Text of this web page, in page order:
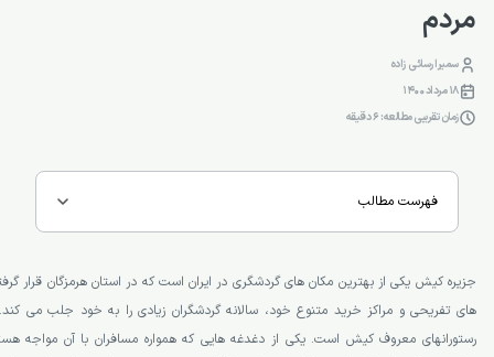
مردم
سمیرا رسائی زاده
18 مرداد 1400
زمان تقریبی مطالعه: 6 دقیقه
فهرست مطالب
جزیره کیش یکی از بهترین مکان های گردشگری در ایران است که در استان هرمزگان قرار
های تفریحی و مراکز خرید متنوع خود، سالانه گردشگران زیادی را به خود جلب می
رستورانهای معروف کیش است. یکی از دغدغه هایی که همواره مسافران با آن مواجه